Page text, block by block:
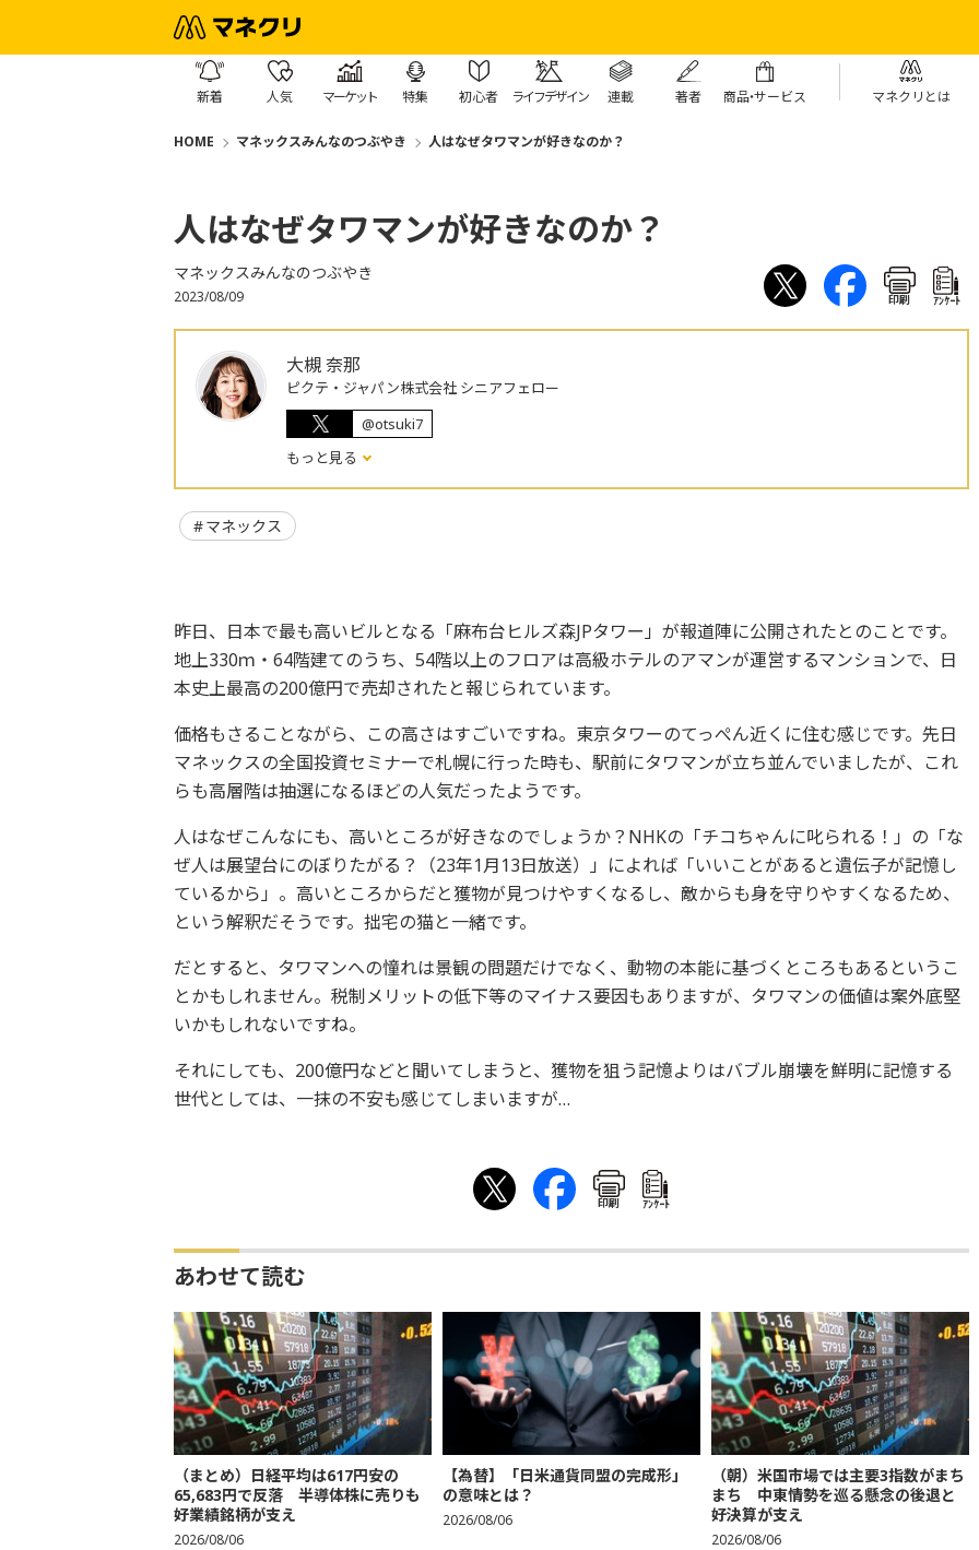
新着 人気 マーケット 特集 初心者 ライフデザイン 連載 著者 商品・サービス マネクリとは
HOME マネックスみんなのつぶやき 人はなぜタワマンが好きなのか？
人はなぜタワマンが好きなのか？
マネックスみんなのつぶやき
2023/08/09 印刷 ｱﾝｹｰﾄ
大槻 奈那
ピクテ・ジャパン株式会社 シニアフェロー
@otsuki7
もっと見る
マネックス
昨日、日本で最も高いビルとなる「麻布台ヒルズ森JPタワー」が報道陣に公開されたとのことです。
地上330ｍ・64階建てのうち、54階以上のフロアは高級ホテルのアマンが運営するマンションで、日
本史上最高の200億円で売却されたと報じられています。
価格もさることながら、この高さはすごいですね。東京タワーのてっぺん近くに住む感じです。先日
マネックスの全国投資セミナーで札幌に行った時も、駅前にタワマンが立ち並んでいましたが、これ
らも高層階は抽選になるほどの人気だったようです。
人はなぜこんなにも、高いところが好きなのでしょうか？NHKの「チコちゃんに叱られる！」の「な
ぜ人は展望台にのぼりたがる？（23年1月13日放送）」によれば「いいことがあると遺伝子が記憶し
ているから」。高いところからだと獲物が見つけやすくなるし、敵からも身を守りやすくなるため、
という解釈だそうです。拙宅の猫と一緒です。
だとすると、タワマンへの憧れは景観の問題だけでなく、動物の本能に基づくところもあるというこ
とかもしれません。税制メリットの低下等のマイナス要因もありますが、タワマンの価値は案外底堅
いかもしれないですね。
それにしても、200億円などと聞いてしまうと、獲物を狙う記憶よりはバブル崩壊を鮮明に記憶する
世代としては、一抹の不安も感じてしまいますが…
印刷 ｱﾝｹｰﾄ
あわせて読む
（まとめ）日経平均は617円安の
65,683円で反落 半導体株に売りも
好業績銘柄が支え
2026/08/06
【為替】「日米通貨同盟の完成形」
の意味とは？
2026/08/06
（朝）米国市場では主要3指数がまち
まち 中東情勢を巡る懸念の後退と
好決算が支え
2026/08/06